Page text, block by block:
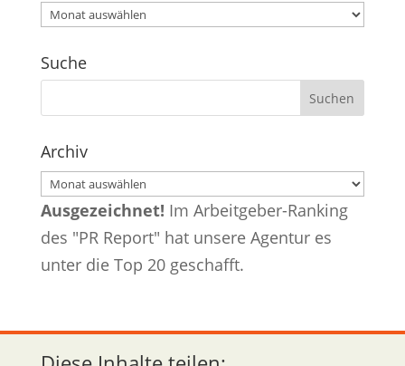
Archiv
Suche
Archiv
Archiv
Ausgezeichnet! Im Arbeitgeber-Ranking
des "PR Report" hat unsere Agentur es
unter die Top 20 geschafft.